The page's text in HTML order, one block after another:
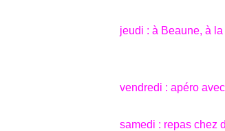
jeudi : à Beaune, à
vendredi : apéro
samedi : repas chez